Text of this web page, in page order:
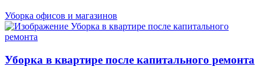
Уборка офисов и магазинов
Уборка в квартире после капитального ремонта